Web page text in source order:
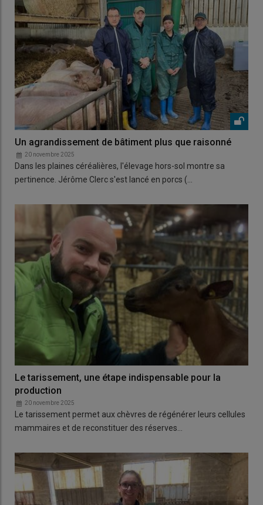
Un agrandissement de bâtiment plus que raisonné
20 novembre 2025
Dans les plaines céréalières, l'élevage hors-sol montre sa
pertinence. Jérôme Clerc s'est lancé en porcs (…
Le tarissement, une étape indispensable pour la
production
20 novembre 2025
Le tarissement permet aux chèvres de régénérer leurs cellules
mammaires et de reconstituer des réserves…